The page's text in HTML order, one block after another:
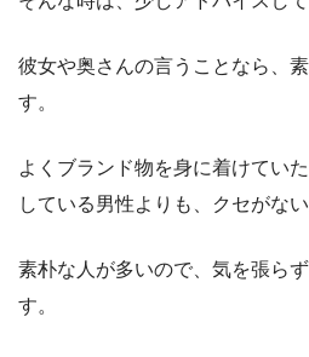
彼女や奥さんの言うことなら、
す。
よくブランド物を身に着けてい
している男性よりも、クセがな
素朴な人が多いので、気を張ら
す。